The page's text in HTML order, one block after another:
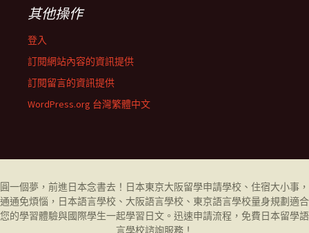
其他操作
登入
訂閱網站內容的資訊提供
訂閱留言的資訊提供
WordPress.org 台灣繁體中文
圓一個夢，前進日本念書去！日本東京大阪留學申請學校、住宿大小事，
通通免煩惱，日本語言學校、大阪語言學校、東京語言學校量身規劃適合
您的學習體驗與國際學生一起學習日文。迅速申請流程，免費日本留學語
言學校諮詢服務！